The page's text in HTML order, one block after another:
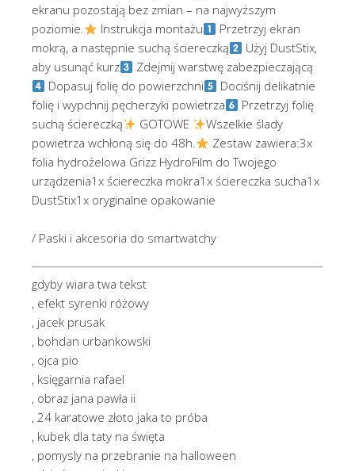
ekranu pozostają bez zmian – na najwyższym
poziomie.
Instrukcja montażu
Przetrzyj ekran
mokrą, a następnie suchą ściereczką
Użyj DustStix,
aby usunąć kurz
Zdejmij warstwę zabezpieczającą
Dopasuj folię do powierzchni
Dociśnij delikatnie
folię i wypchnij pęcherzyki powietrza
Przetrzyj folię
suchą ściereczką
GOTOWE
Wszelkie ślady
powietrza wchłoną się do 48h.
Zestaw zawiera:3x
folia hydrożelowa Grizz HydroFilm do Twojego
urządzenia1x ściereczka mokra1x ściereczka sucha1x
DustStix1x oryginalne opakowanie
/ Paski i akcesoria do smartwatchy
gdyby wiara twa tekst
, efekt syrenki różowy
, jacek prusak
, bohdan urbankowski
, ojca pio
, księgarnia rafael
, obraz jana pawła ii
, 24 karatowe złoto jaka to próba
, kubek dla taty na święta
, pomysly na przebranie na halloween